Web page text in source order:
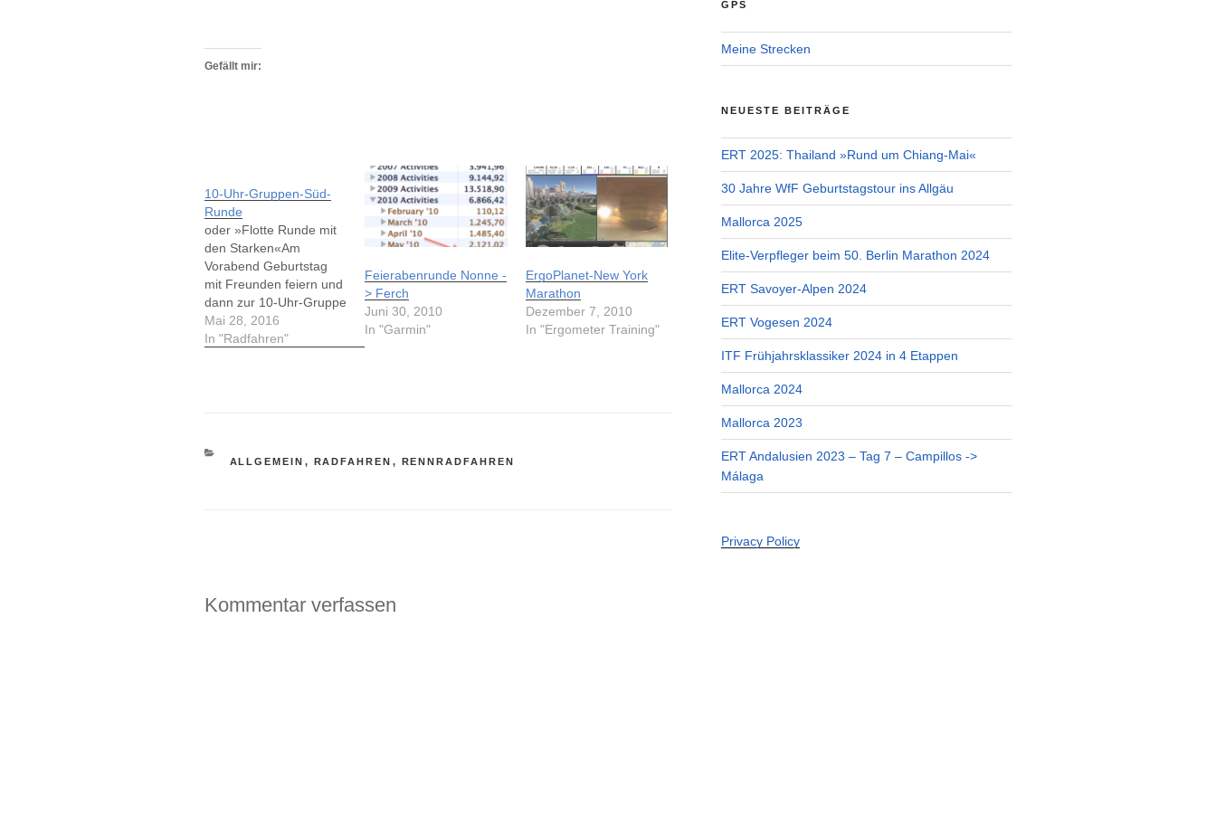
Gefällt mir:
10-Uhr-Gruppen-Süd-
Runde
oder »Flotte Runde mit
den Starken«Am
Vorabend Geburtstag
mit Freunden feiern und
dann zur 10-Uhr-Gruppe
fahren, ist eigentlich
keine gute Kombi. Ich
Die üblich grosse
Gruppe brach gen…
Mai 28, 2016
In "Radfahren"
Feierabenrunde Nonne -
> Ferch
Juni 30, 2010
In "Garmin"
ErgoPlanet-New York
Marathon
Dezember 7, 2010
In "Ergometer Training"
KATEGORIEN
ALLGEMEIN , RADFAHREN , RENNRADFAHREN
Kommentar verfassen
GPS
Meine Strecken
NEUESTE BEITRÄGE
ERT 2025: Thailand »Rund um Chiang-Mai«
30 Jahre WfF Geburtstagstour ins Allgäu
Mallorca 2025
Elite-Verpfleger beim 50. Berlin Marathon 2024
ERT Savoyer-Alpen 2024
ERT Vogesen 2024
ITF Frühjahrsklassiker 2024 in 4 Etappen
Mallorca 2024
Mallorca 2023
ERT Andalusien 2023 – Tag 7 – Campillos ->
Málaga
Privacy Policy